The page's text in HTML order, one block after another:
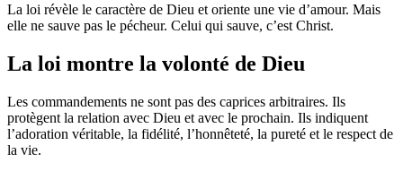
La loi révèle le caractère de Dieu et oriente une vie d’amour. Mais
elle ne sauve pas le pécheur. Celui qui sauve, c’est Christ.
La loi montre la volonté de Dieu
Les commandements ne sont pas des caprices arbitraires. Ils
protègent la relation avec Dieu et avec le prochain. Ils indiquent
l’adoration véritable, la fidélité, l’honnêteté, la pureté et le respect de
la vie.